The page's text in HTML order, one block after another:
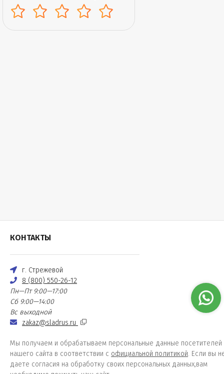
КОНТАКТЫ
г. Стрежевой
8 (800) 550-26-12
Пн—Пт 9:00—17:00
Сб 9:00—14:00
Вс выходной
zakaz@sladrus.ru
Мы получаем и обрабатываем персональные данные посетителей
нашего сайта в соответствии с официальной политикой. Если вы
даете согласия на обработку своих персональных данных,вам